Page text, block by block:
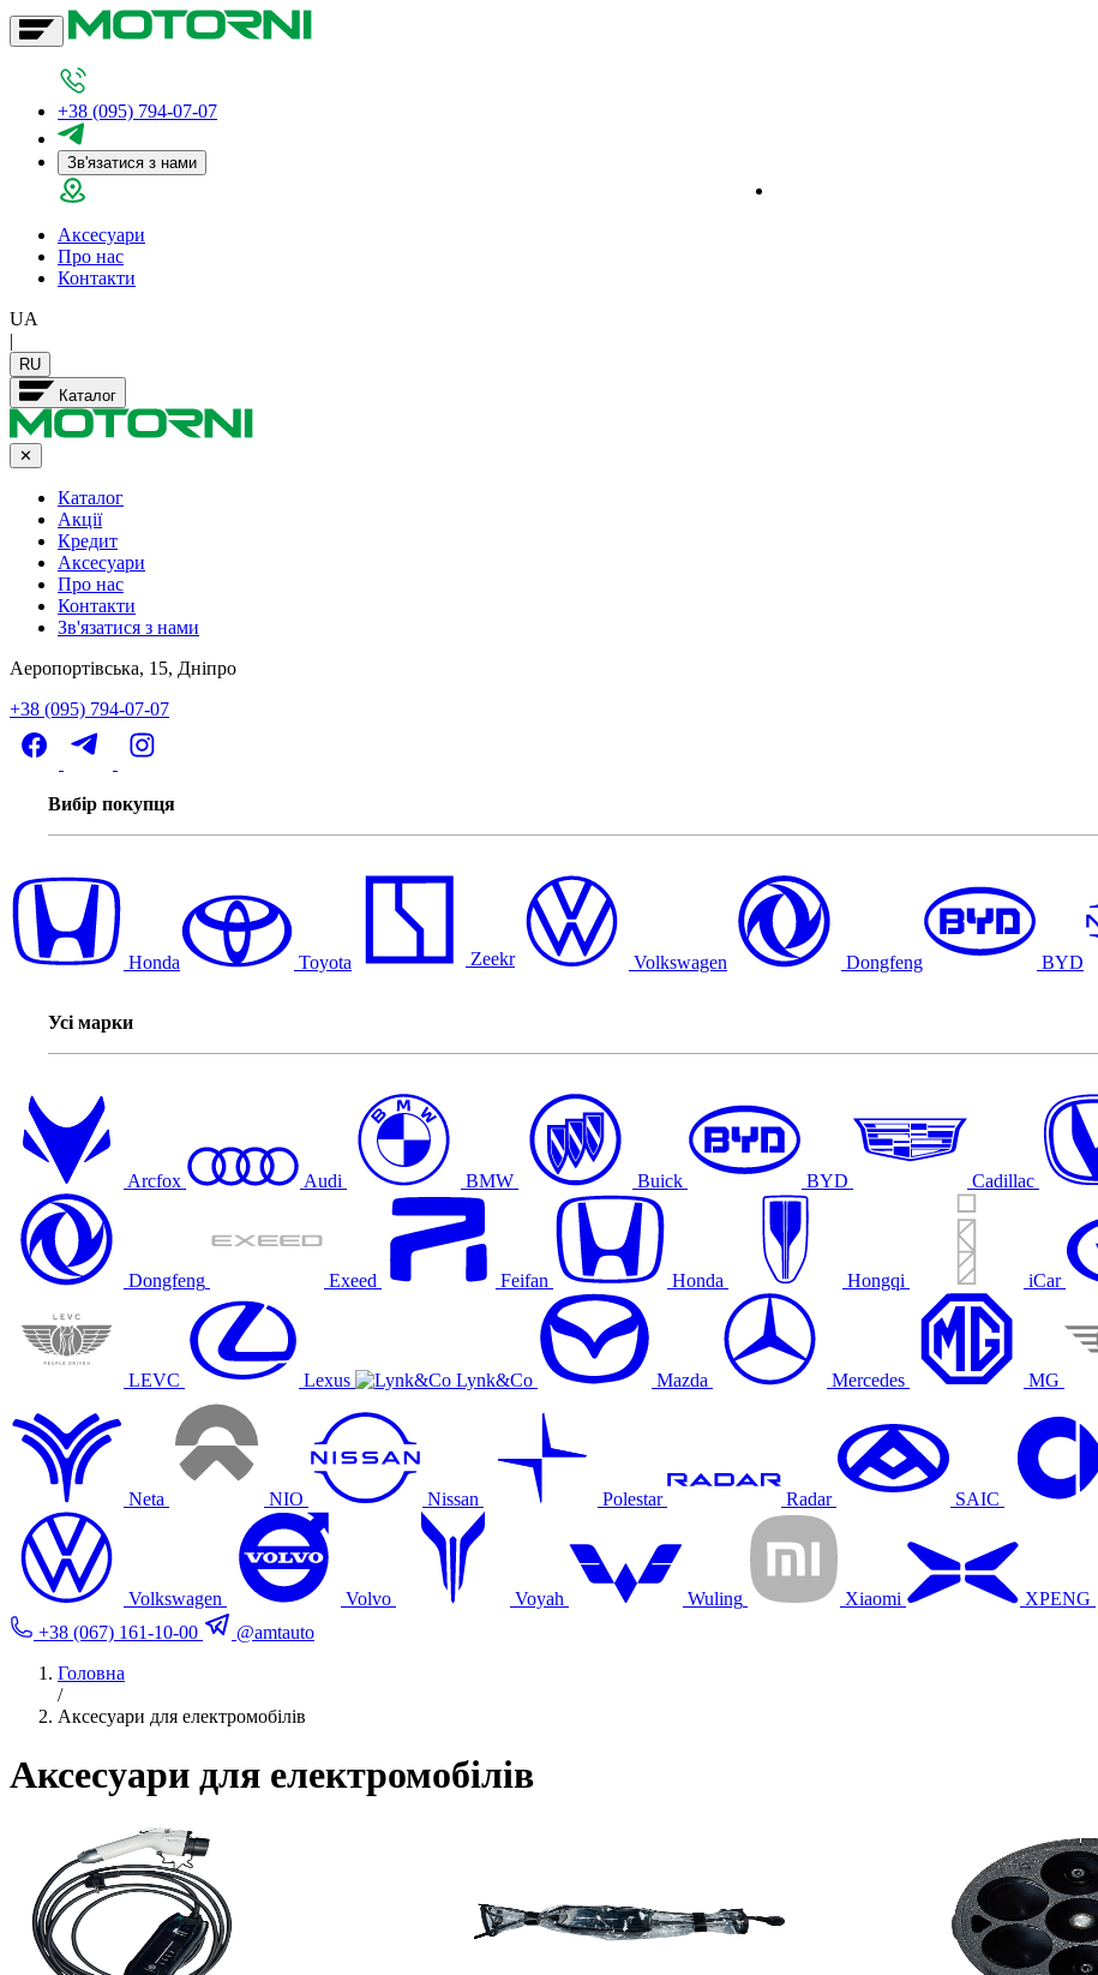
+38 (095) 794-07-07
Зв'язатися з нами
Аксесуари
Про нас
Контакти
UA
|
RU
Каталог
✕
Каталог
Акції
Кредит
Аксесуари
Про нас
Контакти
Зв'язатися з нами
Аеропортівська, 15, Дніпро
+38 (095) 794-07-07
Вибір покупця
Honda Toyota Zeekr Volkswagen Dongfeng BYD
Усі марки
Arcfox Audi BMW Buick BYD Cadillac
Dongfeng Exeed Feifan Honda Hongqi iCar
LEVC Lexus Lynk&Co Mazda Mercedes MG
Neta NIO Nissan Polestar Radar SAIC
Volkswagen Volvo Voyah Wuling Xiaomi XPENG
+38 (067) 161-10-00
@amtauto
Головна
/
Аксесуари для електромобілів
Аксесуари для електромобілів